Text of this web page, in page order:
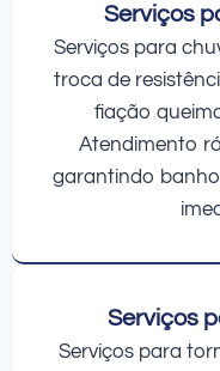
Serviços
Serviços para
troca de
fiação
Atendimento
garantindo
Serviços
Serviços para